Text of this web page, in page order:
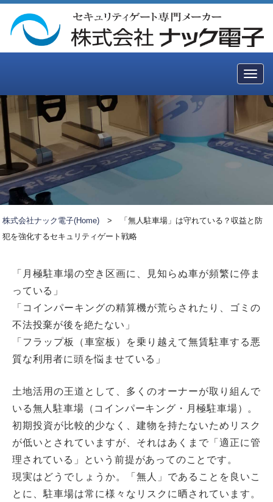
株式会社ナック電子(Home) >
「無人駐車場」は守れている？収益と防
犯を強化するセキュリティゲート戦略
「月極駐車場の空き区画に、見知らぬ車が頻繁に停ま
っている」
「コインパーキングの精算機が荒らされたり、ゴミの
不法投棄が後を絶たない」
「フラップ板（車室板）を乗り越えて無賃駐車する悪
質な利用者に頭を悩ませている」
土地活用の王道として、多くのオーナーが取り組んで
いる無人駐車場（コインパーキング・月極駐車場）。
初期投資が比較的少なく、建物を持たないためリスク
が低いとされていますが、それはあくまで「適正に管
理されている」という前提があってのことです。
現実はどうでしょうか。「無人」であることを良いこ
とに、駐車場は常に様々なリスクに晒されています。